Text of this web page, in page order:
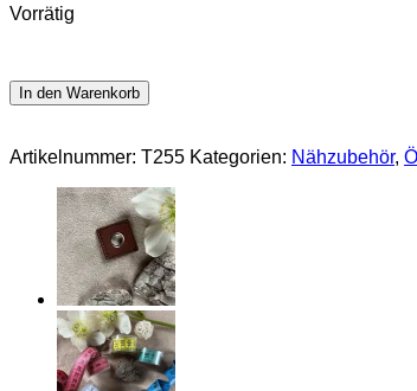
Vorrätig
In den Warenkorb
Artikelnummer: T255 Kategorien: Nähzubehör,